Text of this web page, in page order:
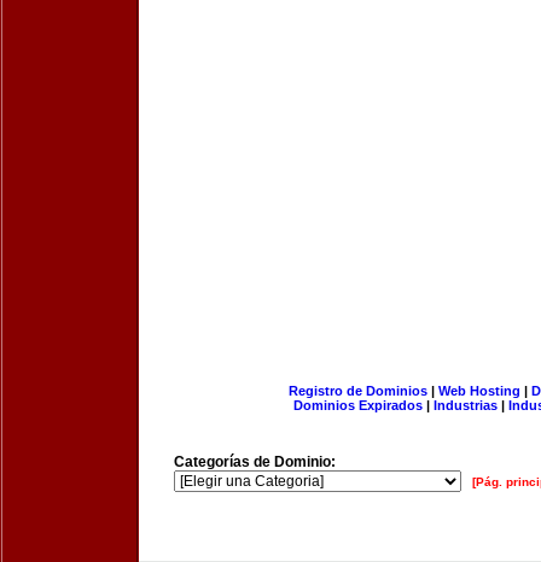
Registro de Dominios| Web Hosting |
Dominios Expirados | Industrias |
Categorías de Dominio:
[Pág.